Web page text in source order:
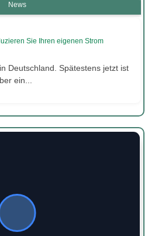
News
Sie Ihren eigenen Strom
Deutschland. Spätestens jetzt ist
ein...